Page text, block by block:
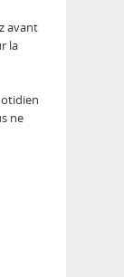
avant
la
ne